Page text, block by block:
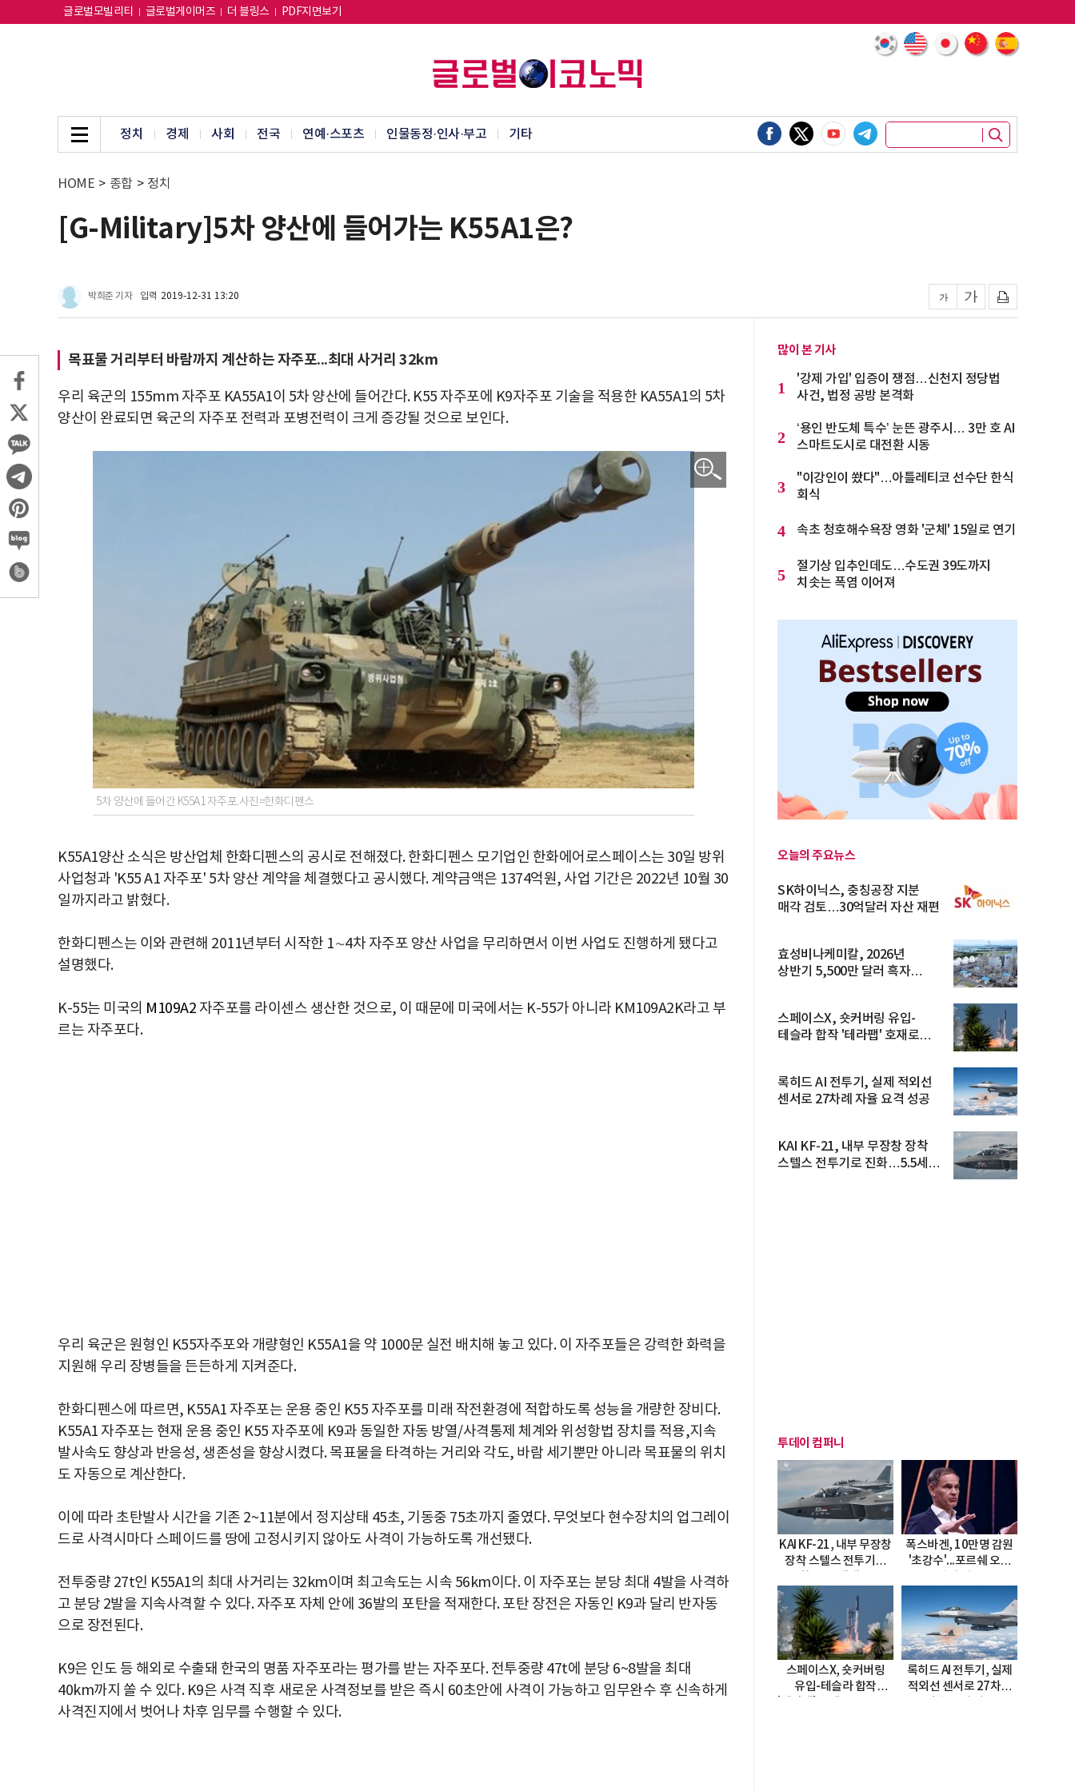
글로벌모빌리티 글로벌게이머즈 더 블링스 PDF지면보기
정치 경제 사회 전국 연예·스포츠 인물동정·인사·부고 기타
HOME > 종합 > 정치
[G-Military]5차 양산에 들어가는 K55A1은?
박희준 기자 입력 2019-12-31 13:20
목표물 거리부터 바람까지 계산하는 자주포...최대 사거리 32km
우리 육군의 155mm 자주포 KA55A1이 5차 양산에 들어간다. K55 자주포에 K9자주포 기술을 적용한 KA55A1의 5차
양산이 완료되면 육군의 자주포 전력과 포병전력이 크게 증강될 것으로 보인다.
5차 양산에 들어간 K55A1 자주포.사진=한화디펜스
K55A1양산 소식은 방산업체 한화디펜스의 공시로 전해졌다. 한화디펜스 모기업인 한화에어로스페이스는 30일 방위
사업청과 'K55 A1 자주포' 5차 양산 계약을 체결했다고 공시했다. 계약금액은 1374억원, 사업 기간은 2022년 10월 30
일까지라고 밝혔다.
한화디펜스는 이와 관련해 2011년부터 시작한 1∼4차 자주포 양산 사업을 무리하면서 이번 사업도 진행하게 됐다고
설명했다.
K-55는 미국의 M109A2 자주포를 라이센스 생산한 것으로, 이 때문에 미국에서는 K-55가 아니라 KM109A2K라고 부
르는 자주포다.
우리 육군은 원형인 K55자주포와 개량형인 K55A1을 약 1000문 실전 배치해 놓고 있다. 이 자주포들은 강력한 화력을
지원해 우리 장병들을 든든하게 지켜준다.
한화디펜스에 따르면, K55A1 자주포는 운용 중인 K55 자주포를 미래 작전환경에 적합하도록 성능을 개량한 장비다.
K55A1 자주포는 현재 운용 중인 K55 자주포에 K9과 동일한 자동 방열/사격통제 체계와 위성항법 장치를 적용,지속
발사속도 향상과 반응성, 생존성을 향상시켰다. 목표물을 타격하는 거리와 각도, 바람 세기뿐만 아니라 목표물의 위치
도 자동으로 계산한다.
이에 따라 초탄발사 시간을 기존 2~11분에서 정지상태 45초, 기동중 75초까지 줄였다. 무엇보다 현수장치의 업그레이
드로 사격시마다 스페이드를 땅에 고정시키지 않아도 사격이 가능하도록 개선됐다.
전투중량 27t인 K55A1의 최대 사거리는 32km이며 최고속도는 시속 56km이다. 이 자주포는 분당 최대 4발을 사격하
고 분당 2발을 지속사격할 수 있다. 자주포 자체 안에 36발의 포탄을 적재한다. 포탄 장전은 자동인 K9과 달리 반자동
으로 장전된다.
K9은 인도 등 해외로 수출돼 한국의 명품 자주포라는 평가를 받는 자주포다. 전투중량 47t에 분당 6~8발을 최대
40km까지 쏠 수 있다. K9은 사격 직후 새로운 사격정보를 받은 즉시 60초안에 사격이 가능하고 임무완수 후 신속하게
사격진지에서 벗어나 차후 임무를 수행할 수 있다.
많이 본 기사
1
'강제 가입' 입증이 쟁점…신천지 정당법
사건, 법정 공방 본격화
2
‘용인 반도체 특수’ 눈뜬 광주시… 3만 호 AI
스마트도시로 대전환 시동
3
"이강인이 쐈다"…아틀레티코 선수단 한식
회식
4 속초 청호해수욕장 영화 '군체' 15일로 연기
5
절기상 입추인데도…수도권 39도까지
치솟는 폭염 이어져
오늘의 주요뉴스
SK하이닉스, 충칭공장 지분
매각 검토…30억달러 자산 재편
효성비나케미칼, 2026년
상반기 5,500만 달러 흑자
스페이스X, 숏커버링 유입-
테슬라 합작 '테라팹' 호재로
록히드 AI 전투기, 실제 적외선
센서로 27차례 자율 요격 성공
KAI KF-21, 내부 무장창 장착
스텔스 전투기로 진화…5.5세대
투데이 컴퍼니
KAI KF-21, 내부 무장창
장착 스텔스 전투기로
폭스바겐, 10만명 감원
'초강수'...포르쉐 오너
스페이스X, 숏커버링
유입-테슬라 합작
록히드 AI 전투기, 실제
적외선 센서로 27차례